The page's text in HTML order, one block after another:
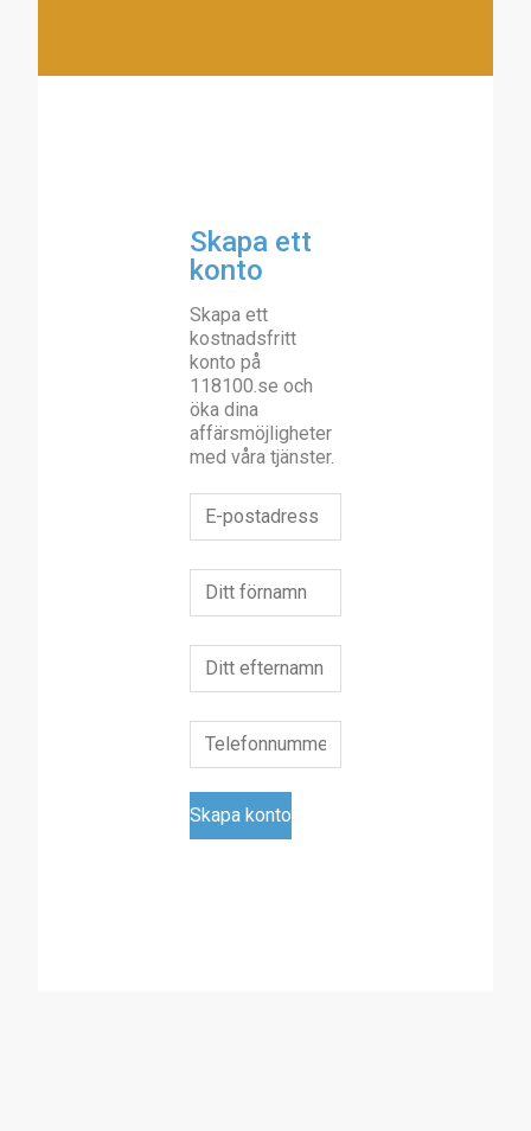
Skapa ett
konto
Skapa ett
kostnadsfritt
konto på
118100.se och
öka dina
affärsmöjligheter
med våra tjänster.